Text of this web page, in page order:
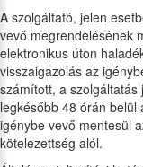
A szolgáltató, jelen
vevő megrendelésének
elektronikus úton
visszaigazolás az
számított, a
legkésőbb 48 órán
igénybe vevő mentesül
kötelezettség alól.